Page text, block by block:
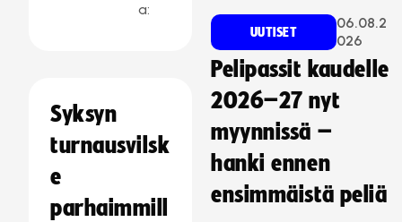
a:
Syksyn
turnausvilsk
e
parhaimmill
UUTISET
06.08.2
026
Pelipassit kaudelle
2026–27 nyt
myynnissä –
hanki ennen
ensimmäistä peliä